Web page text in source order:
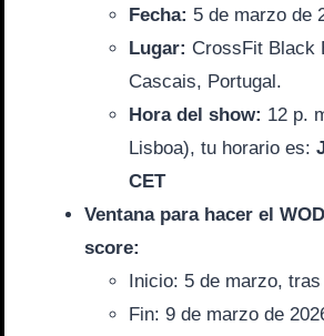
Fecha: 5 de marzo de
Lugar: CrossFit Black
Cascais, Portugal.
Hora del show: 12 p.
Lisboa), tu horario es:
CET
Ventana para hacer el
score:
Inicio: 5 de marzo,
Fin: 9 de marzo de